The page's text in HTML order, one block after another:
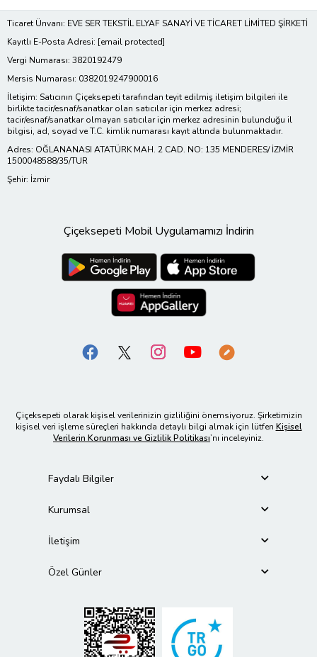
Ticaret Ünvanı: EVE SER TEKSTİL ELYAF SANAYİ VE TİCARET LİMİTED ŞİRKETİ
Kayıtlı E-Posta Adresi: [email protected]
Vergi Numarası: 3820192479
Mersis Numarası: 0382019247900016
İletişim: Satıcının Çiçeksepeti tarafından teyit edilmiş iletişim bilgileri ile
birlikte tacir/esnaf/sanatkar olan satıcılar için merkez adresi;
tacir/esnaf/sanatkar olmayan satıcılar için merkez adresinin bulunduğu il
bilgisi, ad, soyad ve T.C. kimlik numarası kayıt altında bulunmaktadır.
Adres: OĞLANANASI ATATÜRK MAH. 2 CAD. NO: 135 MENDERES/ İZMİR
1500048588/35/TUR
Şehir: İzmir
Çiçeksepeti Mobil Uygulamamızı İndirin
Çiçeksepeti olarak kişisel verilerinizin gizliliğini önemsiyoruz. Şirketimizin
kişisel veri işleme süreçleri hakkında detaylı bilgi almak için lütfen Kişisel
Verilerin Korunması ve Gizlilik Politikası’nı inceleyiniz.
Faydalı Bilgiler
Kurumsal
İletişim
Özel Günler